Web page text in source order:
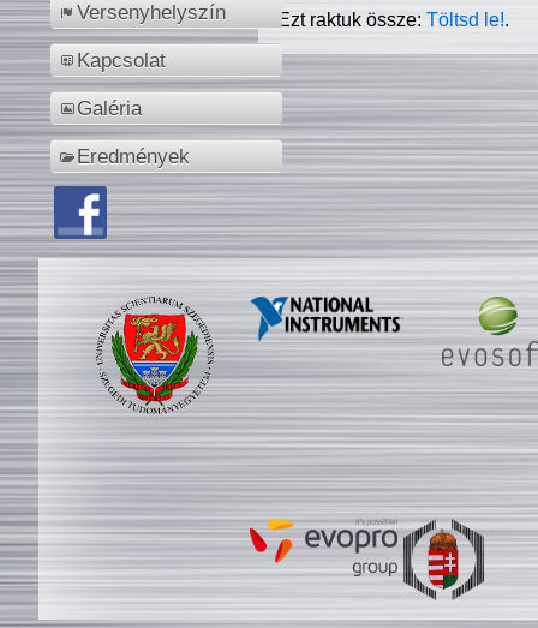
Versenyhelyszín
Kapcsolat
Galéria
Eredmények
Ezt raktuk össze:Töltsd le!.